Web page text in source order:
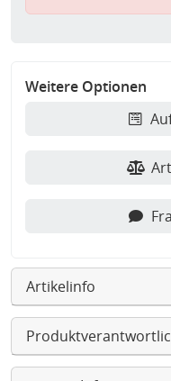
Weitere Optionen
Artikelinfo